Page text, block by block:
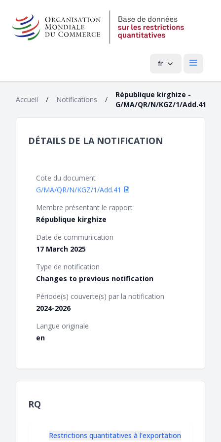
fr Menu
Accueil / Notifications /
République kirghize -
G/MA/QR/N/KGZ/1/Add.41
DÉTAILS DE LA NOTIFICATION
Cote du document
G/MA/QR/N/KGZ/1/Add.41
Membre présentant le rapport
République kirghize
Date de communication
17 March 2025
Type de notification
Changes to previous notification
Période(s) couverte(s) par la notification
2024-2026
Langue originale
en
RQ
Restrictions quantitatives à l'exportation